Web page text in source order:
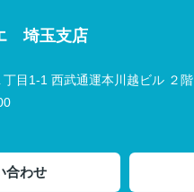
埼玉支店
目1-1 西武通運本川越ビル ２階
合わせ